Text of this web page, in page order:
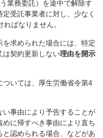
業務委託）を途中で解除す
受託事業者に対し、少なく
ばなりません。
を求められた場合には、特定
は契約更新しない理由を開示
ついては、厚生労働省令第4
事由により予告することが
に帰すべき事由により直ち
認められる場合、などがあ